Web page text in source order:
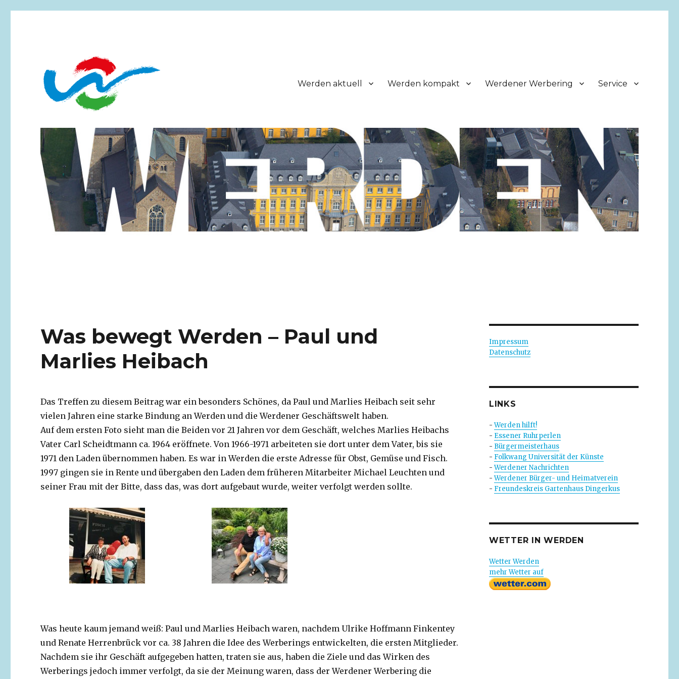
Werdener Werbering e.V.
Werden aktuell Werden kompakt Werdener Werbering Service
Was bewegt Werden – Paul und
Marlies Heibach
Das Treffen zu diesem Beitrag war ein besonders Schönes, da Paul und Marlies Heibach seit sehr
vielen Jahren eine starke Bindung an Werden und die Werdener Geschäftswelt haben.
Auf dem ersten Foto sieht man die Beiden vor 21 Jahren vor dem Geschäft, welches Marlies Heibachs
Vater Carl Scheidtmann ca. 1964 eröffnete. Von 1966-1971 arbeiteten sie dort unter dem Vater, bis sie
1971 den Laden übernommen haben. Es war in Werden die erste Adresse für Obst, Gemüse und Fisch.
1997 gingen sie in Rente und übergaben den Laden dem früheren Mitarbeiter Michael Leuchten und
seiner Frau mit der Bitte, dass das, was dort aufgebaut wurde, weiter verfolgt werden sollte.
Was heute kaum jemand weiß: Paul und Marlies Heibach waren, nachdem Ulrike Hoffmann Finkentey
und Renate Herrenbrück vor ca. 38 Jahren die Idee des Werberings entwickelten, die ersten Mitglieder.
Nachdem sie ihr Geschäft aufgegeben hatten, traten sie aus, haben die Ziele und das Wirken des
Werberings jedoch immer verfolgt, da sie der Meinung waren, dass der Werdener Werbering die
Impressum
Datenschutz
LINKS
-Werden hilft!
- Essener Ruhrperlen
- Bürgermeisterhaus
- Folkwang Universität der Künste
-Werdener Nachrichten
-Werdener Bürger- und Heimatverein
- Freundeskreis Gartenhaus Dingerkus
WETTER IN WERDEN
Wetter Werden
mehr Wetter auf